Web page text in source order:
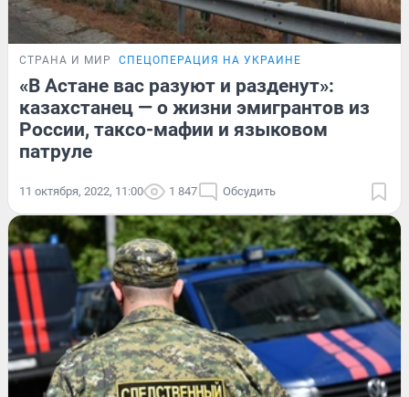
СТРАНА И МИР СПЕЦОПЕРАЦИЯ НА УКРАИНЕ
«В Астане вас разуют и разденут»:
казахстанец — о жизни эмигрантов из
России, таксо-мафии и языковом
патруле
11 октября, 2022, 11:00 1 847 Обсудить